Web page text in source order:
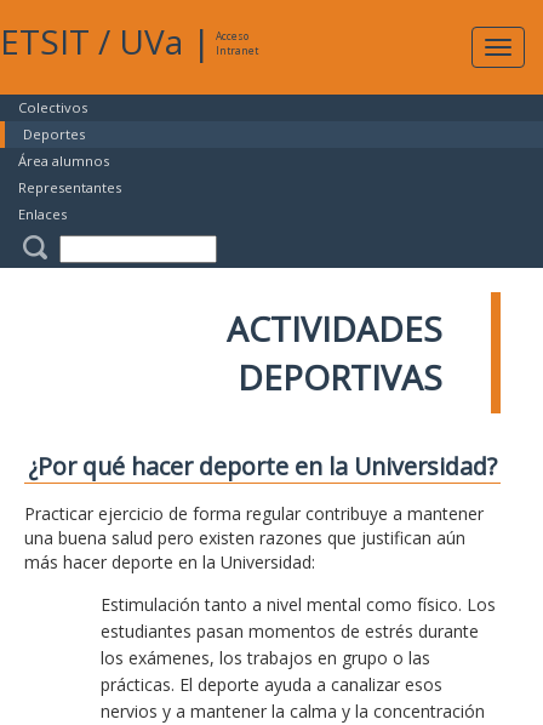
ETSIT / UVa |
Acceso
Intranet
Colectivos
Deportes
Área alumnos
Representantes
Enlaces
ACTIVIDADES
DEPORTIVAS
¿Por qué hacer deporte en la Universidad?
Practicar ejercicio de forma regular contribuye a mantener
una buena salud pero existen razones que justifican aún
más hacer deporte en la Universidad:
Estimulación tanto a nivel mental como físico. Los
estudiantes pasan momentos de estrés durante
los exámenes, los trabajos en grupo o las
prácticas. El deporte ayuda a canalizar esos
nervios y a mantener la calma y la concentración